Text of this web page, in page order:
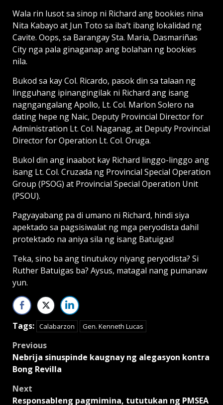
Wala rin lusot sa sinop ni Richard ang bookies nina
Nita Kabayo at Jun Toto sa iba’t ibang lokalidad ng
Cavite. Oops, sa Barangay Sta. Maria, Dasmariñas
City nga pala ginaganap ang bolahan ng bookies
nila.
Bukod sa kay Col. Ricardo, pasok din sa talaan ng
lingguhang ipinangingilak ni Richard ang isang
nagngangalang Apollo, Lt. Col. Marlon Solero na
dating hepe ng Naic, Deputy Provincial Director for
Administration Lt. Col. Naganag, at Deputy Provincial
Director for Operation Lt. Col. Oruga.
Bukol din ang inaabot kay Richard linggo-linggo ang
isang Lt. Col. Cruzada ng Provincial Special Operation
Group (PSOG) at Provincial Special Operation Unit
(PSOU).
Pagyayabang pa di umano ni Richard, hindi siya
apektado sa pagsisiwalat ng mga peryodista dahil
protektado na aniya sila ng isang Batuigas!
Teka, sino ba ang tinutukoy niyang peryodista? Si
Ruther Batuigas ba? Aysus, matagal nang pumanaw
yun.
Tags: Calabarzon Gen. Kenneth Lucas
Post
navigation
Previous
Nebrija sinuspinde kaugnay ng alegasyon kontra
Bong Revilla
Next
Responsableng pagmimina, tututukan ng PMSEA